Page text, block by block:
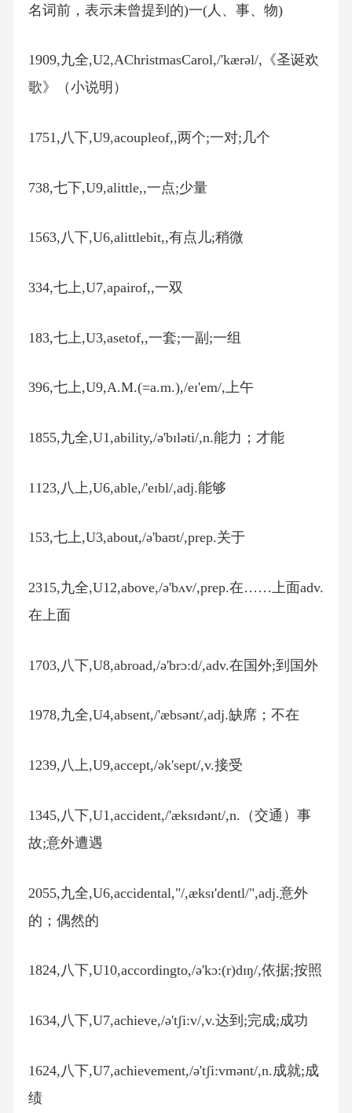
名词前，表示未曾提到的)一(人、事、物)
1909,九全,U2,AChristmasCarol,/'kærəl/,《圣诞欢
歌》（小说明）
1751,八下,U9,acoupleof,,两个;一对;几个
738,七下,U9,alittle,,一点;少量
1563,八下,U6,alittlebit,,有点儿;稍微
334,七上,U7,apairof,,一双
183,七上,U3,asetof,,一套;一副;一组
396,七上,U9,A.M.(=a.m.),/eɪ'em/,上午
1855,九全,U1,ability,/ə'bɪləti/,n.能力；才能
1123,八上,U6,able,/'eɪbl/,adj.能够
153,七上,U3,about,/ə'baʊt/,prep.关于
2315,九全,U12,above,/ə'bʌv/,prep.在……上面adv.
在上面
1703,八下,U8,abroad,/ə'brɔ:d/,adv.在国外;到国外
1978,九全,U4,absent,/'æbsənt/,adj.缺席；不在
1239,八上,U9,accept,/ək'sept/,v.接受
1345,八下,U1,accident,/'æksɪdənt/,n.（交通）事
故;意外遭遇
2055,九全,U6,accidental,"/,æksɪ'dentl/",adj.意外
的；偶然的
1824,八下,U10,accordingto,/ə'kɔ:(r)dɪŋ/,依据;按照
1634,八下,U7,achieve,/ə'tʃi:v/,v.达到;完成;成功
1624,八下,U7,achievement,/ə'tʃi:vmənt/,n.成就;成
绩